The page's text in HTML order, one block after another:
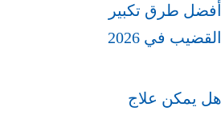
أفضل طرق تكبير
القضيب في 2026
هل يمكن علاج